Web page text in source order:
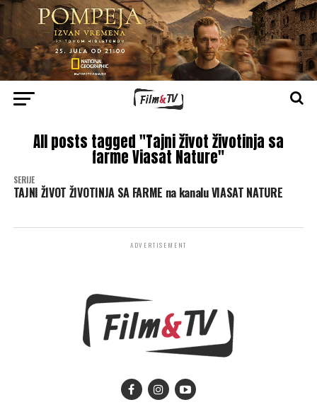
All posts tagged "Tajni život životinja sa
farme Viasat Nature"
SERIJE
TAJNI ŽIVOT ŽIVOTINJA SA FARME na kanalu VIASAT NATURE
ADVERTISEMENT